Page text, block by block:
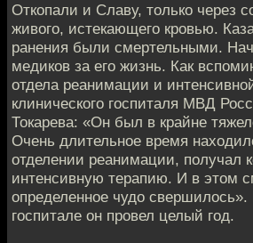
Откопали и Славу, только через
живого, истекающего кровью.
ранения были смертельными.
медиков за его жизнь. Как
отдела реанимации и
клинического госпиталя МВД
Токарева: «Он был в крайне
Очень длительное время
отделении реанимации, получал
интенсивную терапию. И в этом
определенное чудо
госпитале он провел целый год.